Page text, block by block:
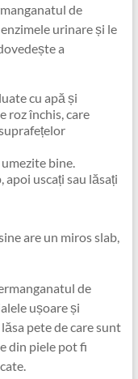
de
urinare și le
a
cu apă și
roz închis, care
bine.
uscați sau lăsați
are un miros slab,
de
ușoare și
pete de care sunt
din piele pot fi